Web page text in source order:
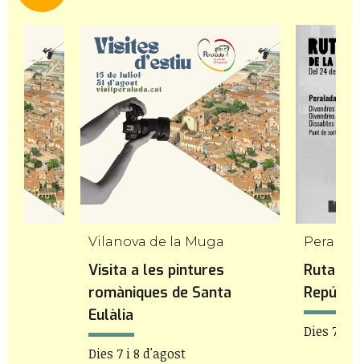
Vilanova de la Muga
Visita a les pintures
romàniques de Santa
Eulàlia
Dies 7 i 8 d'agost
Ruta
Dies 7 i